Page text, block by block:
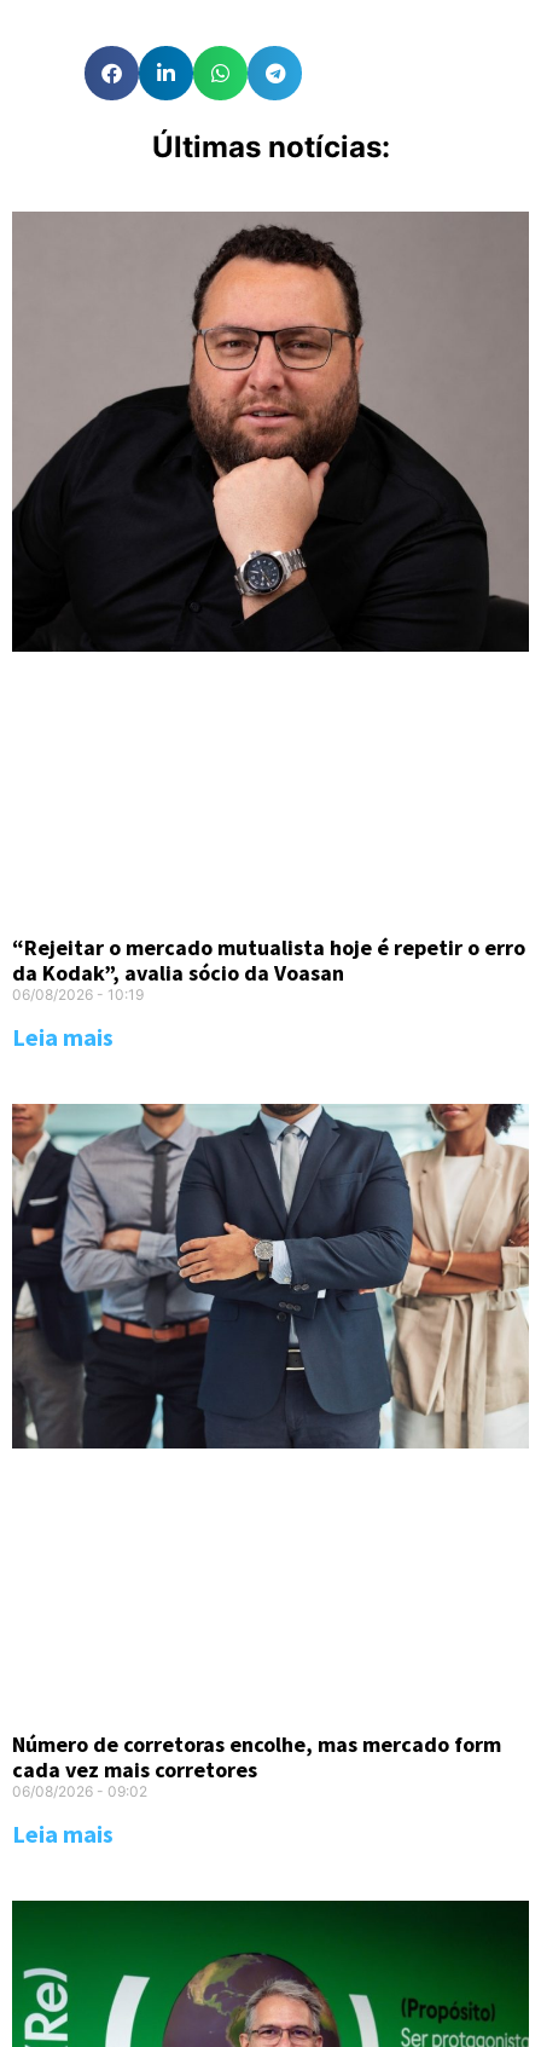
Últimas notícias:
“Rejeitar o mercado mutualista hoje é repetir o erro
da Kodak”, avalia sócio da Voasan
06/08/2026 10:19
Leia mais
Número de corretoras encolhe, mas mercado form
cada vez mais corretores
06/08/2026 09:02
Leia mais